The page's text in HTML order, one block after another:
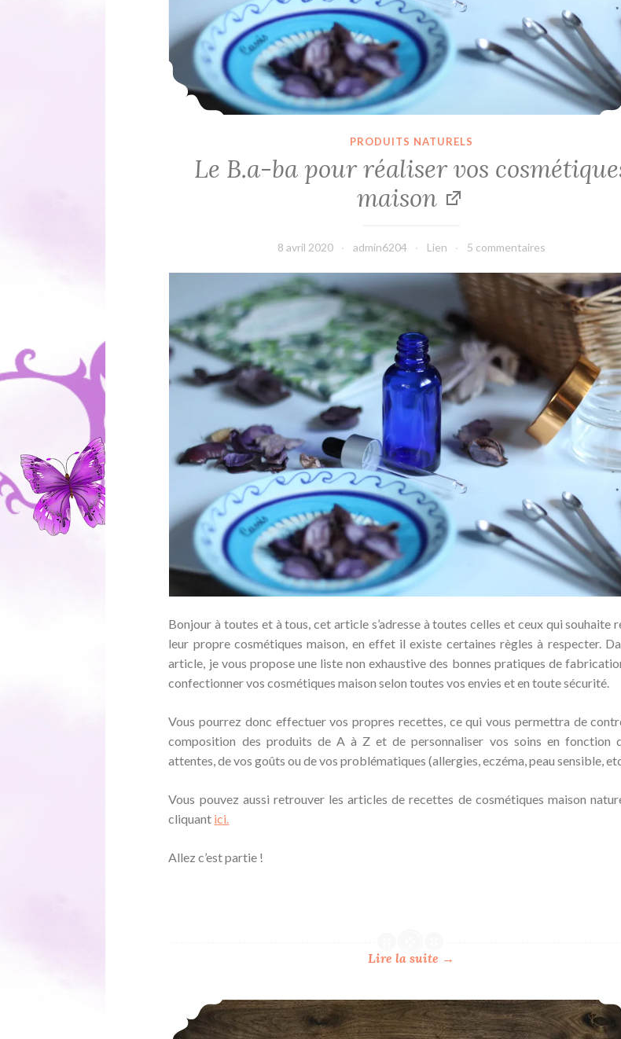
PRODUITS NATURELS
Le B.a-ba pour réaliser vos
maison
8 avril 2020 admin6204 Lien 5 commentaires
Bonjour à toutes et à tous, cet article s’adresse à toutes celles et ceux qui souhaite
leur propre cosmétiques maison, en effet il existe certaines règles à respecter.
article, je vous propose une liste non exhaustive des bonnes pratiques de
confectionner vos cosmétiques maison selon toutes vos envies et en toute sécurité.
Vous pourrez donc effectuer vos propres recettes, ce qui vous permettra de
composition des produits de A à Z et de personnaliser vos soins en fonction
attentes, de vos goûts ou de vos problématiques (allergies, eczéma, peau sensible,
Vous pouvez aussi retrouver les articles de recettes de cosmétiques maison
cliquant ici.
Allez c’est partie !
Lire la suite →
Bilan Blog 2018